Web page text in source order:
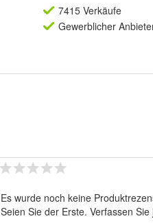
7415 Verkäufe
Gewerblicher
Es wurde noch keine
Seien Sie der Erste. Verfassen